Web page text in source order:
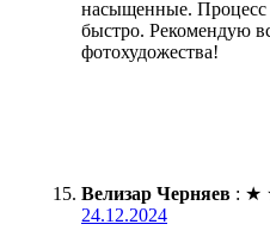
насыщенные. Процесс
быстро. Рекомендую
фотохудожества!
Велизар Черняев : ★
24.12.2024